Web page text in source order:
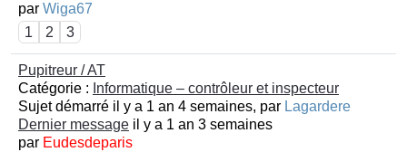
par Wiga67
1
2 3
Pupitreur / AT
Catégorie : Informatique – contrôleur et inspecteur
Sujet démarré il y a 1 an 4 semaines, par Lagardere
Dernier message il y a 1 an 3 semaines
par Eudesdeparis